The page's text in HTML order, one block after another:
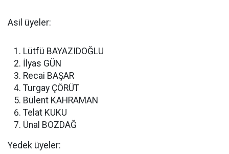
Asil üyeler:
Lütfü BAYAZIDOĞLU
İlyas GÜN
Recai BAŞAR
Turgay ÇÖRÜT
Bülent KAHRAMAN
Telat KUKU
Ünal BOZDAĞ
Yedek üyeler: